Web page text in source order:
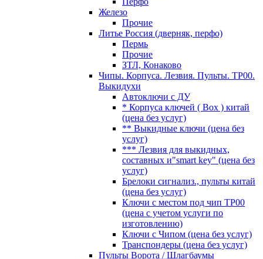
Железо
Прочие
Литье Россия (дверняк, перфо)
Пермь
Прочие
ЗТЛ, Конаково
Чипы. Корпуса. Лезвия. Пульты. TP00.
Выкидухи
Автоключи с ДУ
* Корпуса ключей ( Box ) китай
(цена без услуг)
** Выкидные ключи (цена без
услуг)
*** Лезвия для выкидных,
составных и"smart key" (цена без
услуг)
Брелоки сигнализ., пульты китай
(цена без услуг)
Ключи с местом под чип TP00
(цена с учетом услуги по
изготовлению)
Ключи с Чипом (цена без услуг)
Транспондеры (цена без услуг)
Пульты Ворота / Шлагбаумы